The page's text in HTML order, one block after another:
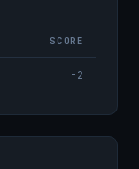
SCORE
-2